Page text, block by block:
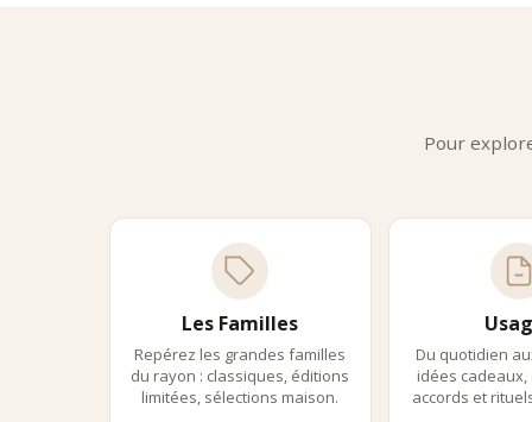
Grâce
une
•un
Ils
La
les
•la
• la
Pour
Les Familles
Repérez les grandes familles
du rayon : classiques, éditions
limitées, sélections maison.
Du quotidien
idées
accords et